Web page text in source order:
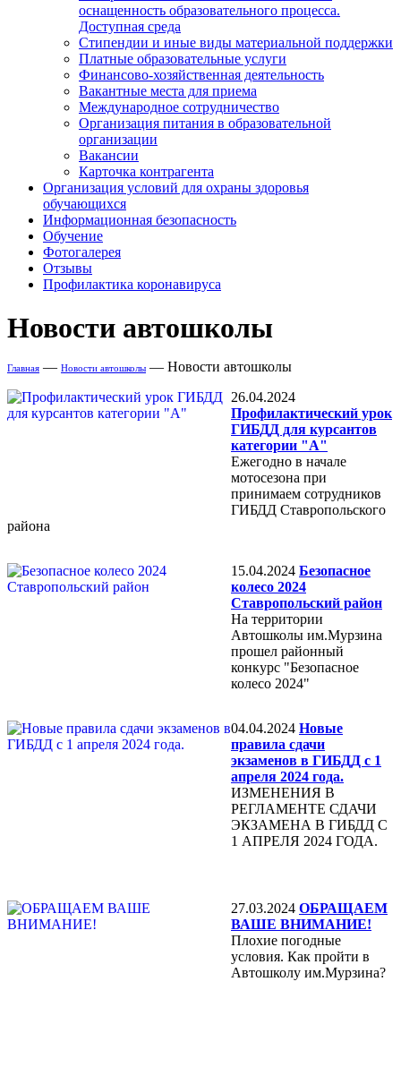
оснащенность образовательного процесса.
Доступная среда
Стипендии и иные виды материальной поддержки
Платные образовательные услуги
Финансово-хозяйственная деятельность
Вакантные места для приема
Международное сотрудничество
Организация питания в образовательной
организации
Вакансии
Карточка контрагента
Организация условий для охраны здоровья
обучающихся
Информационная безопасность
Обучение
Фотогалерея
Отзывы
Профилактика коронавируса
Новости автошколы
Главная — Новости автошколы — Новости автошколы
26.04.2024
Профилактический урок
ГИБДД для курсантов
категории "А"
Ежегодно в начале
мотосезона при
принимаем сотрудников
ГИБДД Ставропольского
района
15.04.2024 Безопасное
колесо 2024
Ставропольский район
На территории
Автошколы им.Мурзина
прошел районный
конкурс "Безопасное
колесо 2024"
04.04.2024 Новые
правила сдачи
экзаменов в ГИБДД с 1
апреля 2024 года.
ИЗМЕНЕНИЯ В
РЕГЛАМЕНТЕ СДАЧИ
ЭКЗАМЕНА В ГИБДД С
1 АПРЕЛЯ 2024 ГОДА.
27.03.2024 ОБРАЩАЕМ
ВАШЕ ВНИМАНИЕ!
Плохие погодные
условия. Как пройти в
Автошколу им.Мурзина?